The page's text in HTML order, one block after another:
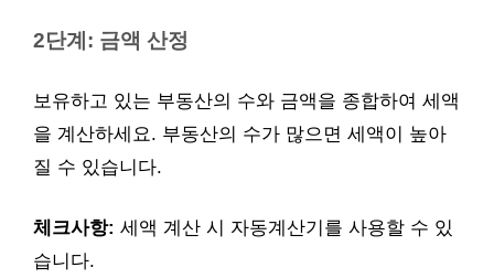
2단계: 금액 산정
보유하고 있는 부동산의 수와 금액을 종합하여 세액
을 계산하세요. 부동산의 수가 많으면 세액이 높아
질 수 있습니다.
체크사항: 세액 계산 시 자동계산기를 사용할 수 있
습니다.